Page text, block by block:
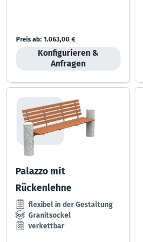
Preis ab:1.063,00 €
Konfigurieren &
Anfragen
Palazzo mit
Rückenlehne
flexibel in der Gestaltung
Granitsockel
verkettbar